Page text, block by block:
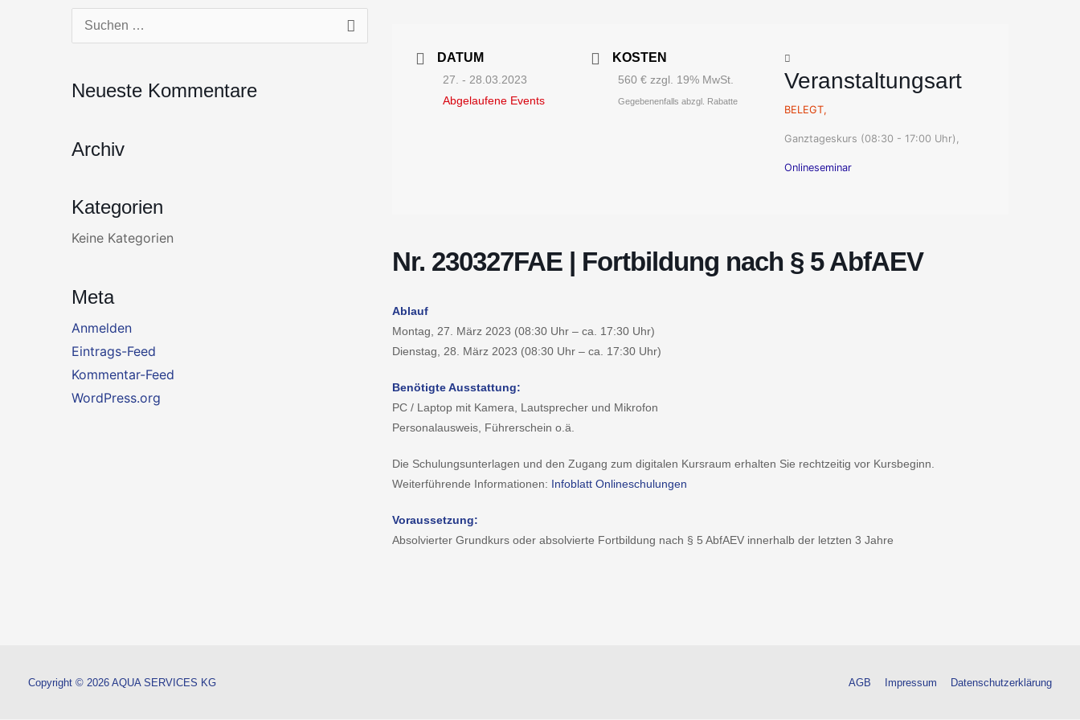
Suchen
Neueste Kommentare
Archiv
Kategorien
Keine Kategorien
Meta
Anmelden
Eintrags-Feed
Kommentar-Feed
WordPress.org
DATUM
27. - 28.03.2023
Abgelaufene Events
KOSTEN
560 € zzgl. 19% MwSt.
Gegebenenfalls abzgl. Rabatte
Veranstaltungsart
BELEGT,
Ganztageskurs (08:30 - 17:00 Uhr),
Onlineseminar
Nr. 230327FAE | Fortbildung nach § 5 AbfAEV
Ablauf
Montag, 27. März 2023 (08:30 Uhr – ca. 17:30 Uhr)
Dienstag, 28. März 2023 (08:30 Uhr – ca. 17:30 Uhr)
Benötigte Ausstattung:
PC / Laptop mit Kamera, Lautsprecher und Mikrofon
Personalausweis, Führerschein o.ä.
Die Schulungsunterlagen und den Zugang zum digitalen Kursraum erhalten Sie rechtzeitig vor Kursbeginn.
Weiterführende Informationen: Infoblatt Onlineschulungen
Voraussetzung:
Absolvierter Grundkurs oder absolvierte Fortbildung nach § 5 AbfAEV innerhalb der letzten 3 Jahre
Copyright © 2026 AQUA SERVICES KG AGB Impressum Datenschutzerklärung